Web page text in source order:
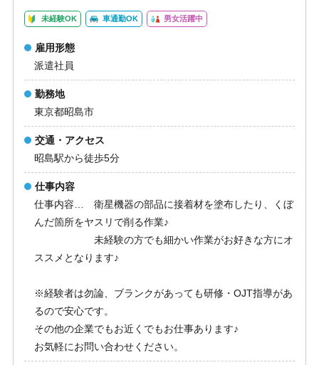
未経験OK 車通勤OK 男女活躍中
雇用形態
派遣社員
勤務地
東京都昭島市
交通・アクセス
昭島駅から徒歩5分
仕事内容
仕事内容… 衛星機器の部品に接着材を塗布したり、くぼ
んだ箇所をヤスリで削る作業♪
未経験の方でも細かい作業がお好きな方にオ
ススメとなります♪
※経験者は勿論、ブランクがあっても研修・OJT指導があ
るので安心です。
その他の企業でもお近くでもお仕事あります♪
お気軽にお問い合わせください。